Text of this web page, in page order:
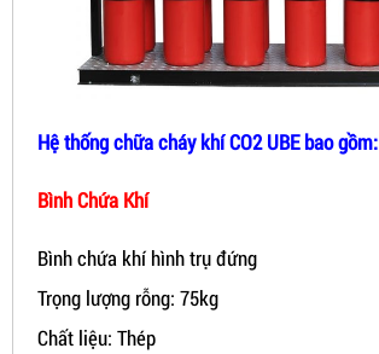
Hệ thống chữa cháy khí CO2 UBE bao gồm:
Bình Chứa Khí
Bình chứa khí hình trụ đứng
Trọng lượng rỗng: 75kg
Chất liệu: Thép